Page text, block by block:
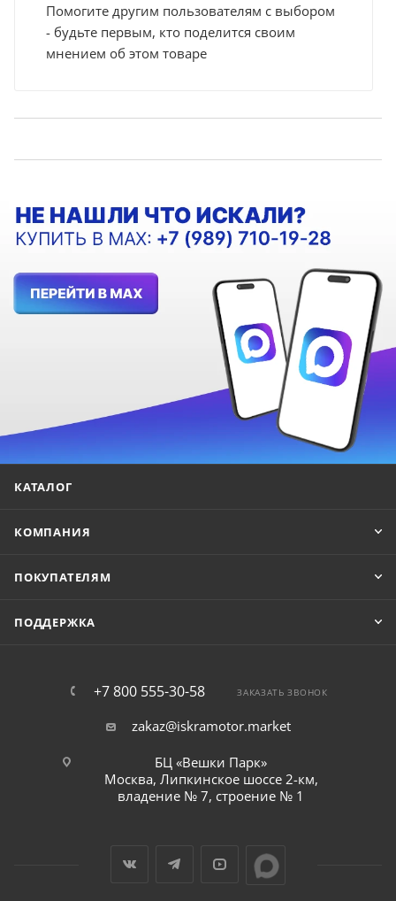
Помогите другим пользователям с выбором
- будьте первым, кто поделится своим
мнением об этом товаре
КАТАЛОГ
КОМПАНИЯ
ПОКУПАТЕЛЯМ
ПОДДЕРЖКА
+7 800 555-30-58 ЗАКАЗАТЬ ЗВОНОК
zakaz@iskramotor.market
БЦ «Вешки Парк»
Москва, Липкинское шоссе 2-км,
владение № 7, строение № 1